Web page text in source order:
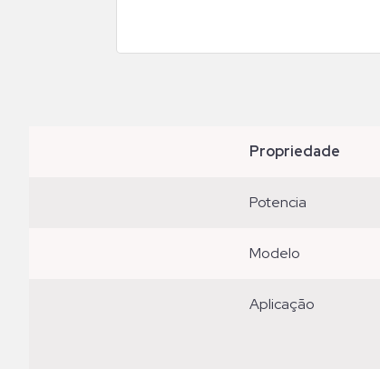
propriedade
potencia
modelo
aplicação